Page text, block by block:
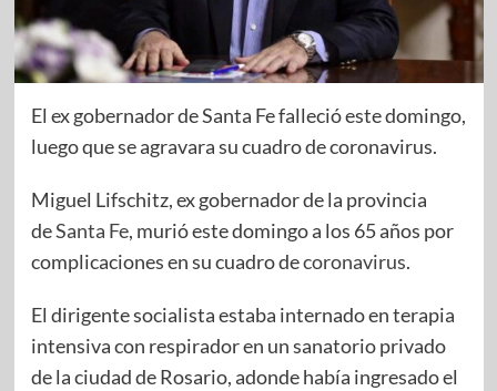
El ex gobernador de Santa Fe falleció este domingo,
luego que se agravara su cuadro de coronavirus.
Miguel Lifschitz, ex gobernador de la provincia
deSanta Fe, murió este domingo a los 65 años por
complicaciones en su cuadro decoronavirus.
El dirigente socialista estaba internado en terapia
intensiva con respirador en un sanatorio privado
de la ciudad de Rosario, adonde había ingresado el